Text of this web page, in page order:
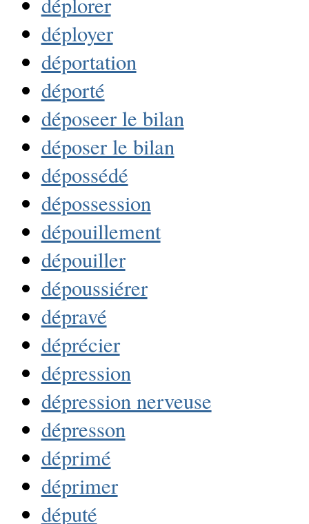
déployer
déportation
déporté
déposeer le bilan
déposer le bilan
dépossédé
dépossession
dépouillement
dépouiller
dépoussiérer
dépravé
déprécier
dépression
dépression nerveuse
dépresson
déprimé
déprimer
député